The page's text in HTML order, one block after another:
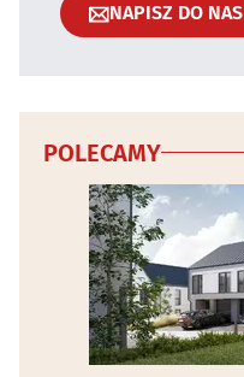
NAPISZ DO NAS
POLECAMY